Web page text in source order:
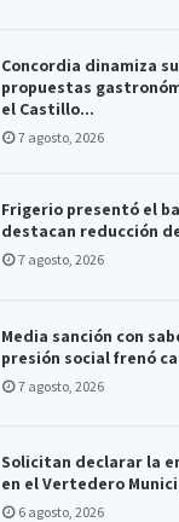
Concordia dinamiza
propuestas
el Castillo...
7 agosto, 2026
Frigerio presentó el
destacan reducción
7 agosto, 2026
Media sanción con
presión social frenó
7 agosto, 2026
Solicitan declarar la
en el Vertedero
6 agosto, 2026